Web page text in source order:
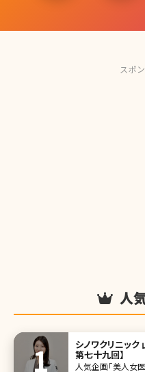
スポ
人
シノワクリニッ
第七十九回】
人気企画「美人女